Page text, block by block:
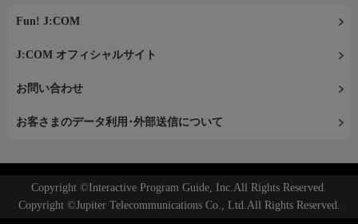
Fun! J:COM
J:COM オフィシャルサイト
お問い合わせ
お客さまのデータ利用･外部送信について
Copyright ©Interactive Program Guide, Inc.All Rights Reserved.
Copyright ©Jupiter Telecommunications Co., Ltd.All Rights Reserved.